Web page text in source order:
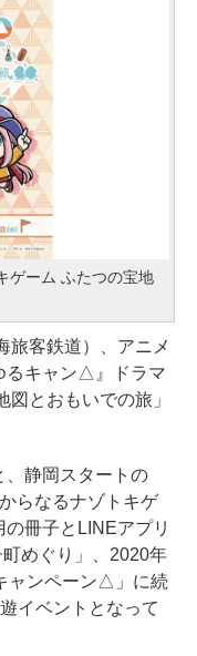
ゲーム ふたつの宝地
客鉄道）、アニメ
るキャン△』ドラマ
とおもいでの旅」
静岡スタートの
らなるナゾトキゲ
冊子とLINEアプリ
めぐり」、2020年
ャンペーン△」に続
イベントとなって